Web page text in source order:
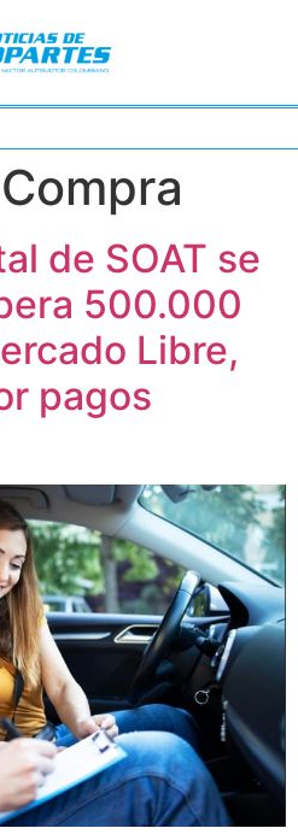
Compra
de SOAT se
500.000
Libre,
pagos